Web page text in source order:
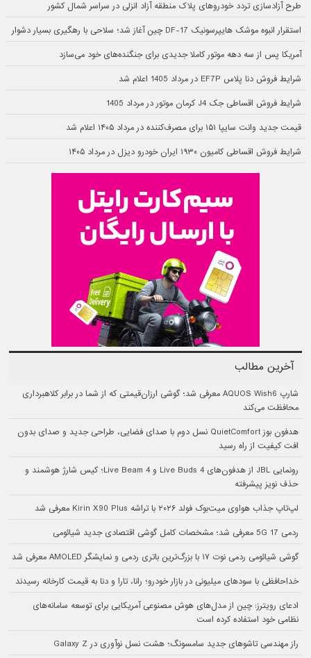
طرح آزادسازی تردد خودروهای پلاک منطقه آزاد انزلی در سراسر شمال کشور
استقرار انبوه موشک هایپرسونیک DF-17 چین آغاز شد؛ سلاحی با رهگیری بسیار دشوار
آمریکا پس از سه دهه موتور کاملا جدیدی برای جنگنده‌های خود می‌سازد
شرایط فروش دنا پلاس EF7P در مرداد 1405 اعلام شد
شرایط فروش اقساطی جک J4 کرمان موتور در مرداد 1405
قیمت جدید وانت سایپا ۱۵۱ برای مصرف‌کننده در مرداد ۱۴۰۵ اعلام شد
شرایط فروش اقساطی کامیون ۱۹۳۰ ایران خودرو دیزل در مرداد ۱۴۰۵
آخرین مطالب
شارپ AQUOS Wish6 معرفی شد؛ گوشی ارزان‌قیمتی که از شما در برابر کلاهبرداری
محافظت می‌کند
هدفون بوز QuietComfort نسل دوم با صدای فضایی، طراحی جدید و صدای بدون
افت کیفیت از راه رسید
رونمایی JBL از هدفون‌های Live Buds 4 و Live Beam 4؛ کیس شارژ هوشمند و
حذف نویز پیشرفته
لپ‌تاپ جذاب هواوی میت‌بوک فولد ۲۰۲۶ با تراشه Kirin X90 Plus معرفی شد
ردمی 17 5G معرفی شد؛ مشخصات کامل گوشی اقتصادی جدید شیائومی
گوشی شیائومی ردمی نوت ۱۷ با بزرگ‌ترین باتری ردمی و نمایشگر AMOLED معرفی شد
خداحافظی با سودهای میلیونی در بازار خودرو؛ رانا، تارا و دنا به قیمت کارخانه رسیدند
ادعای رویترز: چین از مدل‌های هوش مصنوعی آمریکایی برای توسعه سامانه‌های
نظامی خود استفاده کرده است
راز مهندسی تاشوهای جدید سامسونگ؛ هشت نسل نوآوری در Galaxy Z